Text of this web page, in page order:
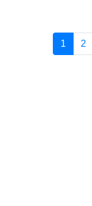
1 2